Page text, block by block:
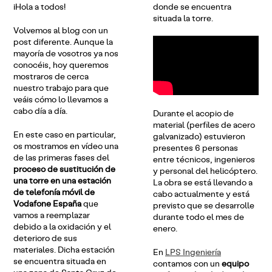
¡Hola a todos!
Volvemos al blog con un
post diferente. Aunque la
mayoría de vosotros ya nos
conocéis, hoy queremos
mostraros de cerca
nuestro trabajo para que
veáis cómo lo llevamos a
cabo día a día.
En este caso en particular,
os mostramos en vídeo una
de las primeras fases del
proceso de sustitución de
una torre en una estación
de telefonía móvil de
Vodafone Españaque
vamos a reemplazar
debido a la oxidación y el
deterioro de sus
materiales. Dicha estación
se encuentra situada en
donde se encuentra
situada la torre.
Durante el acopio de
material (perfiles de acero
galvanizado) estuvieron
presentes 6 personas
entre técnicos, ingenieros
y personal del helicóptero.
La obra se está llevando a
cabo actualmente y está
previsto que se desarrolle
durante todo el mes de
enero.
En LPS Ingeniería
contamos con un equipo